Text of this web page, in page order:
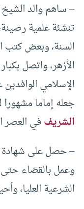
– ساهم والد
تنشئة علمية
السنة، وبعض كتب
الأزهر، واتصل
الإسلامي
جعله إماما
الشريففي العصر
وعمل بالقضاء
الشرعية العليا، وأحيل